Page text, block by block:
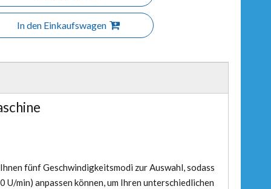
In den Einkaufswagen
fünf Geschwindigkeitsmodi zur Auswahl, sodass
min) anpassen können, um Ihren unterschiedlichen